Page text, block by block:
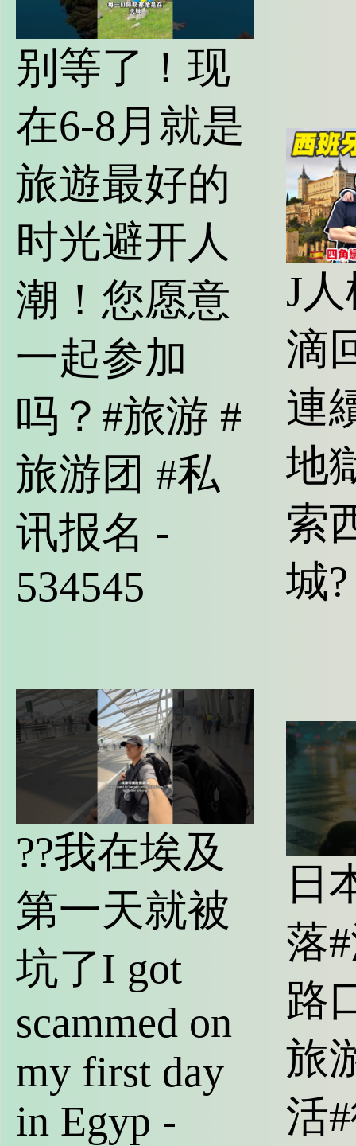
别等了！现
在6-8月就是
旅遊最好的
时光避开人
潮！您愿意
一起参加
吗？#旅游 #
旅游团 #私
讯报名 -
534545
J
滴
連
地
索
城
??我在埃及
第一天就被
坑了I got
scammed on
my first day
in Egyp -
日
落
路
旅
活